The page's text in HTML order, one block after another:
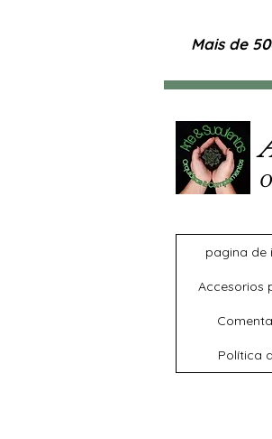
Mais de
pagina de
Accesorios
Política